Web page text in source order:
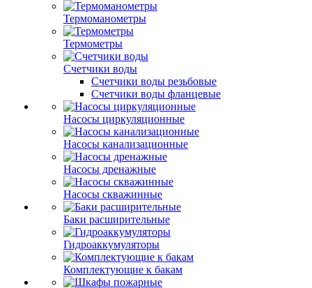
Термоманометры
Термометры
Счетчики воды
Счетчики воды резьбовые
Счетчики воды фланцевые
Насосы циркуляционные
Насосы канализационные
Насосы дренажные
Насосы скважинные
Баки расширительные
Гидроаккумуляторы
Комплектующие к бакам